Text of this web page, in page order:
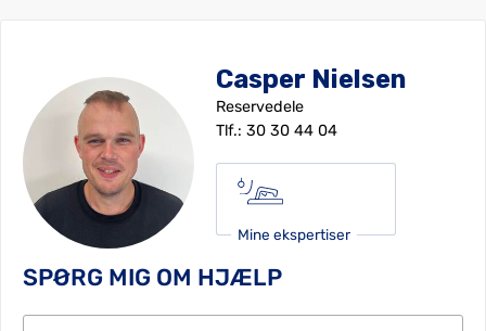
Casper Nielsen
Reservedele
Tlf.: 30 30 44 04
Mine ekspertiser
SPØRG MIG OM HJÆLP